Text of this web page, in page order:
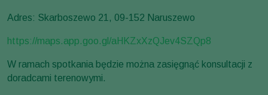
Adres: Skarboszewo 21, 09-152 Naruszewo
https://maps.app.goo.gl/aHKZxXzQJev4SZQp8
W ramach spotkania będzie można zasięgnąć konsultacji z
doradcami terenowymi.